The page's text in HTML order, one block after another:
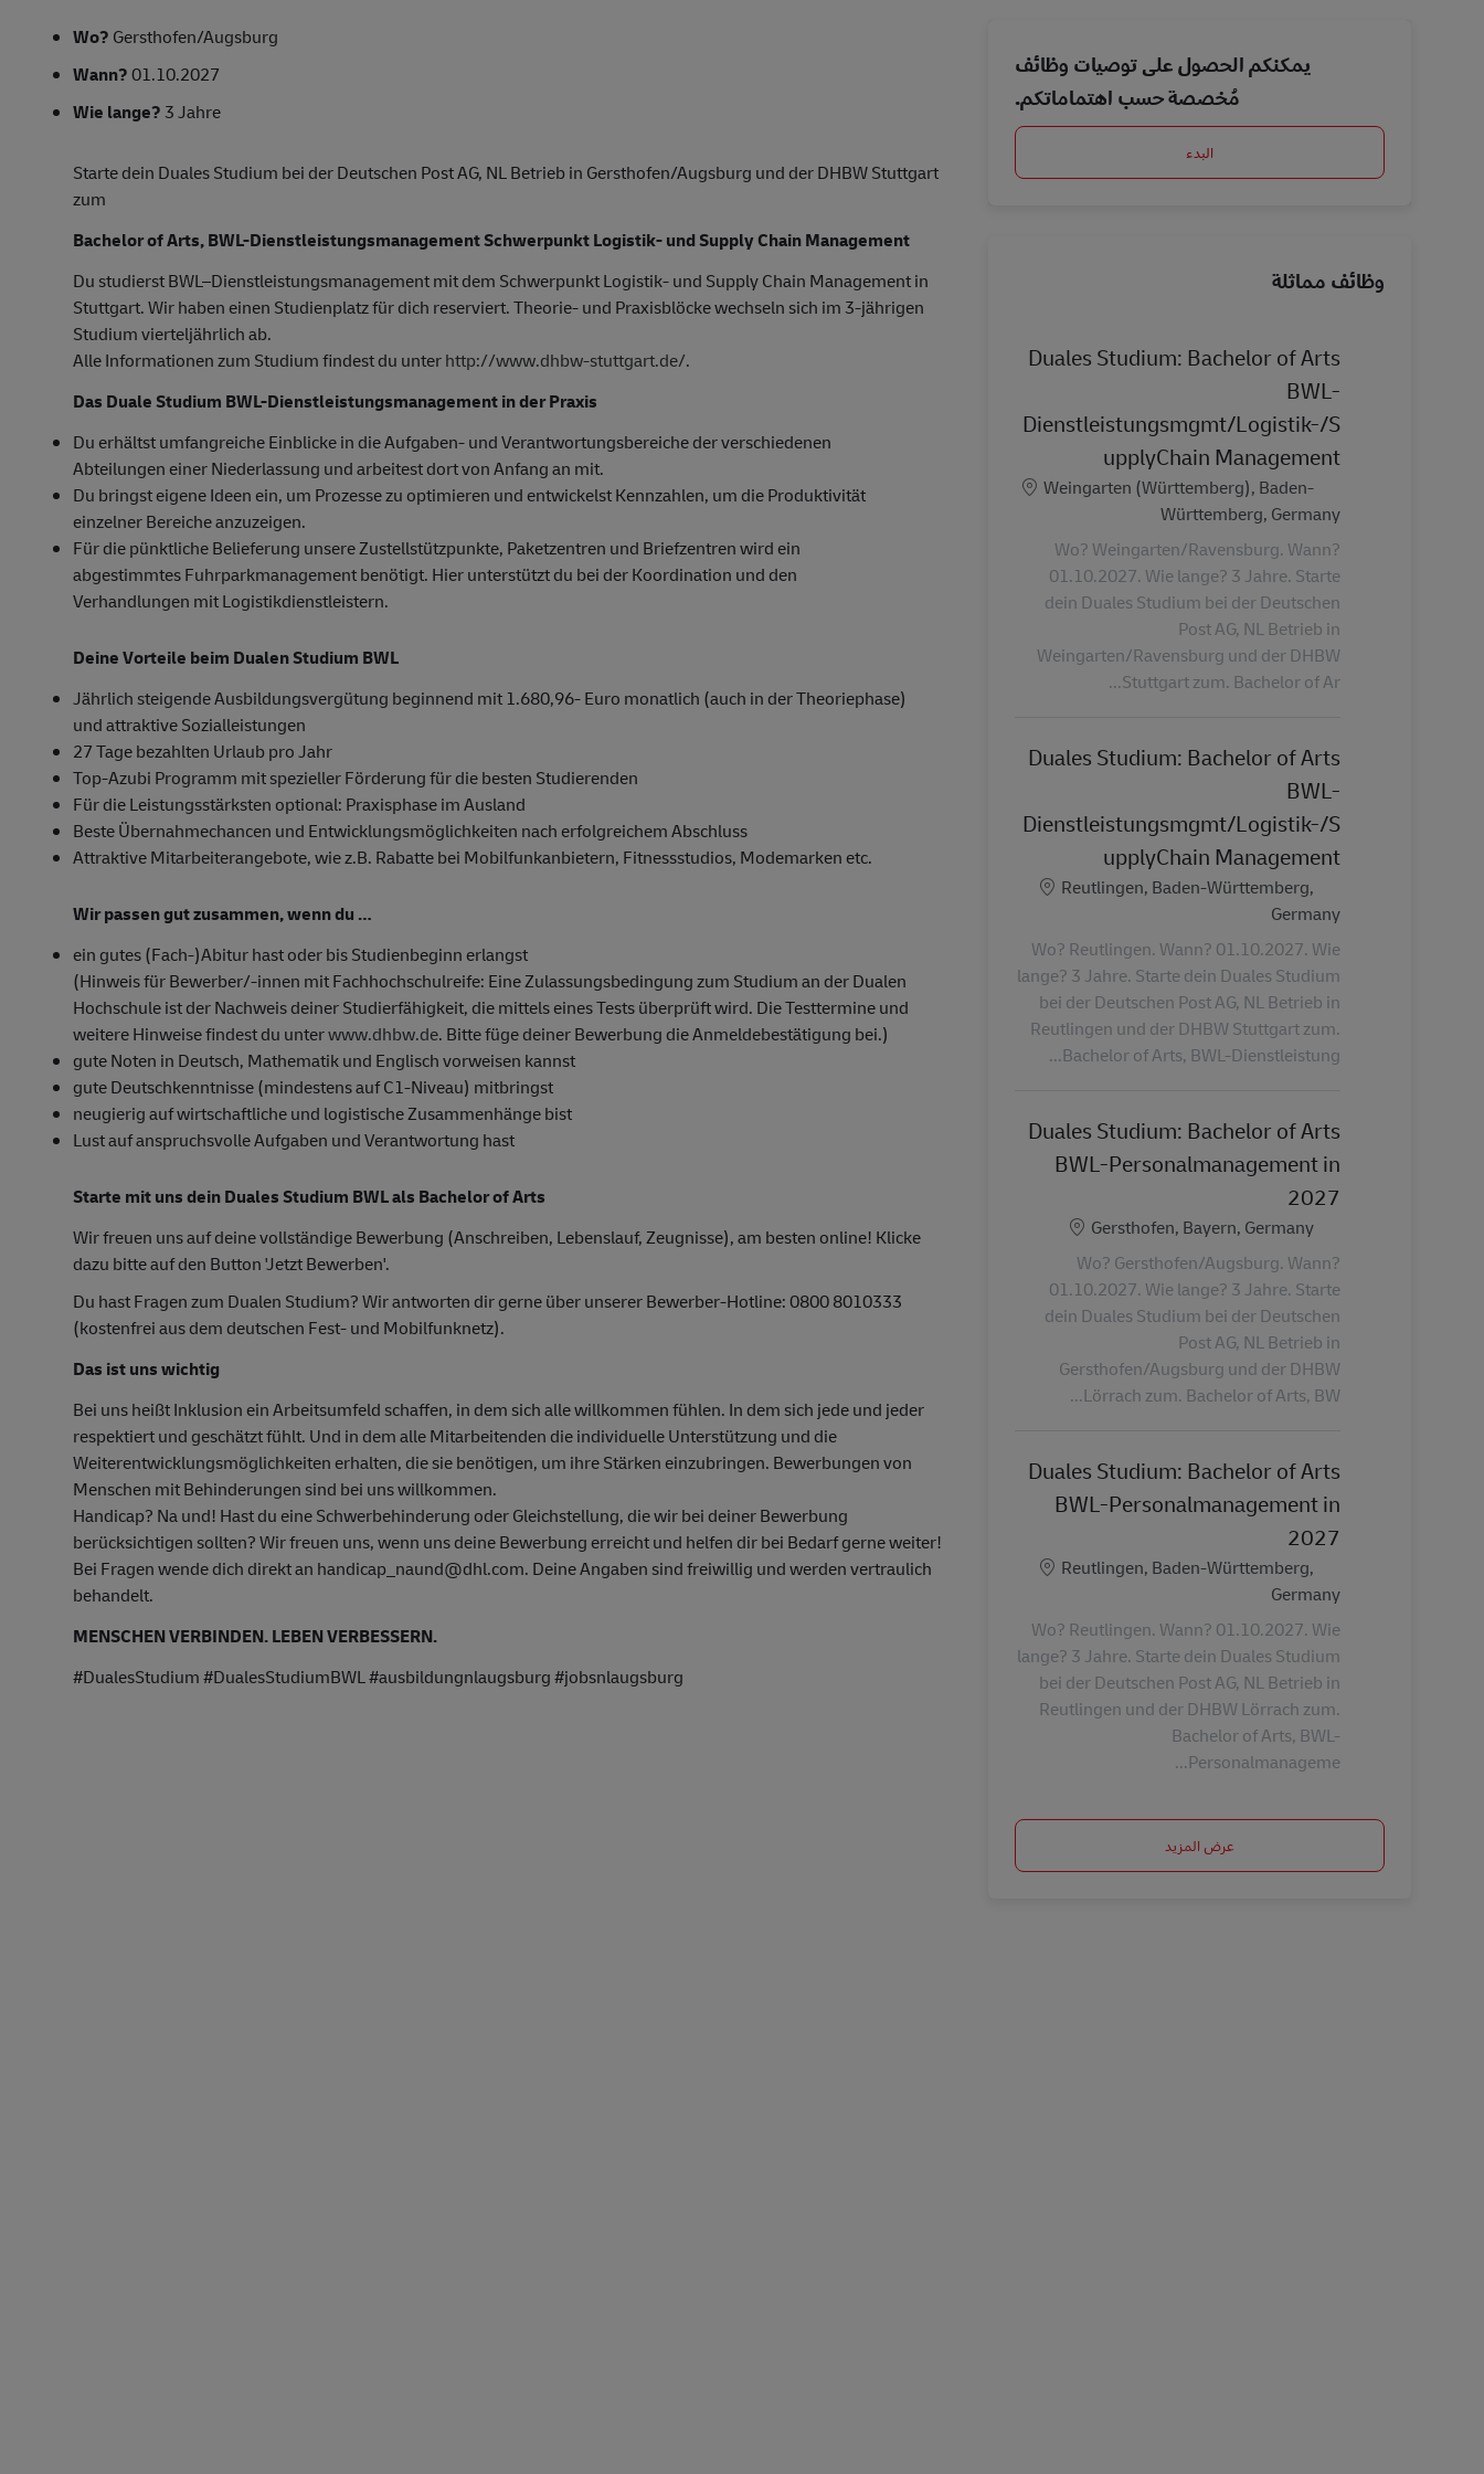
Wo? Gersthofen/Augsburg
Wann?01.10.2027
Wie lange? 3 Jahre
Starte dein Duales Studium bei der Deutschen Post AG, NL Betrieb in Gersthofen/Augsburg und der DHBW Stuttgart
zum
Bachelor of Arts, BWL-Dienstleistungsmanagement Schwerpunkt Logistik- und Supply Chain Management
Du studierst BWL–Dienstleistungsmanagement mit dem Schwerpunkt Logistik- und Supply Chain Management in
Stuttgart. Wir haben einen Studienplatz für dich reserviert. Theorie- und Praxisblöcke wechseln sich im 3-jährigen
Studium vierteljährlich ab.
Alle Informationen zum Studium findest du unterhttp://www.dhbw-stuttgart.de/.
Das Duale Studium BWL-Dienstleistungsmanagement in der Praxis
Du erhältst umfangreiche Einblicke in die Aufgaben- und Verantwortungsbereiche der verschiedenen
Abteilungen einer Niederlassung und arbeitest dort von Anfang an mit.
Du bringst eigene Ideen ein, um Prozesse zu optimieren und entwickelst Kennzahlen, um die Produktivität
einzelner Bereiche anzuzeigen.
Für die pünktliche Belieferung unsere Zustellstützpunkte, Paketzentren und Briefzentren wird ein
abgestimmtes Fuhrparkmanagement benötigt. Hier unterstützt du bei der Koordination und den
Verhandlungen mit Logistikdienstleistern.
Deine Vorteile beim Dualen Studium BWL
Jährlich steigende Ausbildungsvergütung beginnend mit 1.680,96- Euro monatlich (auch in der Theoriephase)
und attraktive Sozialleistungen
27 Tage bezahlten Urlaub pro Jahr
Top-Azubi Programm mit spezieller Förderung für die besten Studierenden
Für die Leistungsstärksten optional: Praxisphase im Ausland
Beste Übernahmechancen und Entwicklungsmöglichkeiten nach erfolgreichem Abschluss
Attraktive Mitarbeiterangebote, wie z.B. Rabatte bei Mobilfunkanbietern, Fitnessstudios, Modemarken etc.
Wir passen gut zusammen, wenn du …
ein gutes (Fach-)Abitur hast oder bis Studienbeginn erlangst
(Hinweis für Bewerber/-innen mit Fachhochschulreife: Eine Zulassungsbedingung zum Studium an der Dualen
Hochschule ist der Nachweis deiner Studierfähigkeit, die mittels eines Tests überprüft wird. Die Testtermine und
weitere Hinweise findest du unterwww.dhbw.de. Bitte füge deiner Bewerbung die Anmeldebestätigung bei.)
gute Noten in Deutsch, Mathematik und Englisch vorweisen kannst
gute Deutschkenntnisse (mindestens auf C1-Niveau) mitbringst
neugierig auf wirtschaftliche und logistische Zusammenhänge bist
Lust auf anspruchsvolle Aufgaben und Verantwortung hast
Starte mit uns dein Duales Studium BWL als Bachelor of Arts
Wir freuen uns auf deine vollständige Bewerbung (Anschreiben, Lebenslauf, Zeugnisse), am besten online! Klicke
dazu bitte auf den Button 'Jetzt Bewerben'.
Du hast Fragen zum Dualen Studium? Wir antworten dir gerne über unserer Bewerber-Hotline: 0800 8010333
(kostenfrei aus dem deutschen Fest- und Mobilfunknetz).
Das ist uns wichtig
Bei uns heißt Inklusion ein Arbeitsumfeld schaffen, in dem sich alle willkommen fühlen. In dem sich jede und jeder
respektiert und geschätzt fühlt. Und in dem alle Mitarbeitenden die individuelle Unterstützung und die
Weiterentwicklungsmöglichkeiten erhalten, die sie benötigen, um ihre Stärken einzubringen. Bewerbungen von
Menschen mit Behinderungen sind bei uns willkommen.
Handicap? Na und! Hast du eine Schwerbehinderung oder Gleichstellung, die wir bei deiner Bewerbung
berücksichtigen sollten? Wir freuen uns, wenn uns deine Bewerbung erreicht und helfen dir bei Bedarf gerne weiter!
Bei Fragen wende dich direkt an handicap_naund@dhl.com. Deine Angaben sind freiwillig und werden vertraulich
behandelt.
MENSCHEN VERBINDEN. LEBEN VERBESSERN.
#DualesStudium #DualesStudiumBWL #ausbildungnlaugsburg #jobsnlaugsburg
يمكنكم الحصول على توصيات وظائف
مُخصصة حسب اهتماماتكم.
البدء
وظائف مماثلة
Duales Studium: Bachelor of Arts
BWL-
Dienstleistungsmgmt/Logistik-/S
upplyChain Management
الموقع
Weingarten (Württemberg), Baden-
Württemberg, Germany
Wo? Weingarten/Ravensburg. Wann?
01.10.2027. Wie lange? 3 Jahre. Starte
dein Duales Studium bei der Deutschen
Post AG, NL Betrieb in
Weingarten/Ravensburg und der DHBW
Stuttgart zum. Bachelor of Ar...
Duales Studium: Bachelor of Arts
BWL-
Dienstleistungsmgmt/Logistik-/S
upplyChain Management
الموقع
Reutlingen, Baden-Württemberg,
Germany
Wo? Reutlingen. Wann? 01.10.2027. Wie
lange? 3 Jahre. Starte dein Duales Studium
bei der Deutschen Post AG, NL Betrieb in
Reutlingen und der DHBW Stuttgart zum.
Bachelor of Arts, BWL-Dienstleistung...
Duales Studium: Bachelor of Arts
BWL-Personalmanagement in
2027
الموقع
Gersthofen, Bayern, Germany
Wo? Gersthofen/Augsburg. Wann?
01.10.2027. Wie lange? 3 Jahre. Starte
dein Duales Studium bei der Deutschen
Post AG, NL Betrieb in
Gersthofen/Augsburg und der DHBW
Lörrach zum. Bachelor of Arts, BW...
Duales Studium: Bachelor of Arts
BWL-Personalmanagement in
2027
الموقع
Reutlingen, Baden-Württemberg,
Germany
Wo? Reutlingen. Wann? 01.10.2027. Wie
lange? 3 Jahre. Starte dein Duales Studium
bei der Deutschen Post AG, NL Betrieb in
Reutlingen und der DHBW Lörrach zum.
Bachelor of Arts, BWL-
Personalmanageme...
عرض المزيد